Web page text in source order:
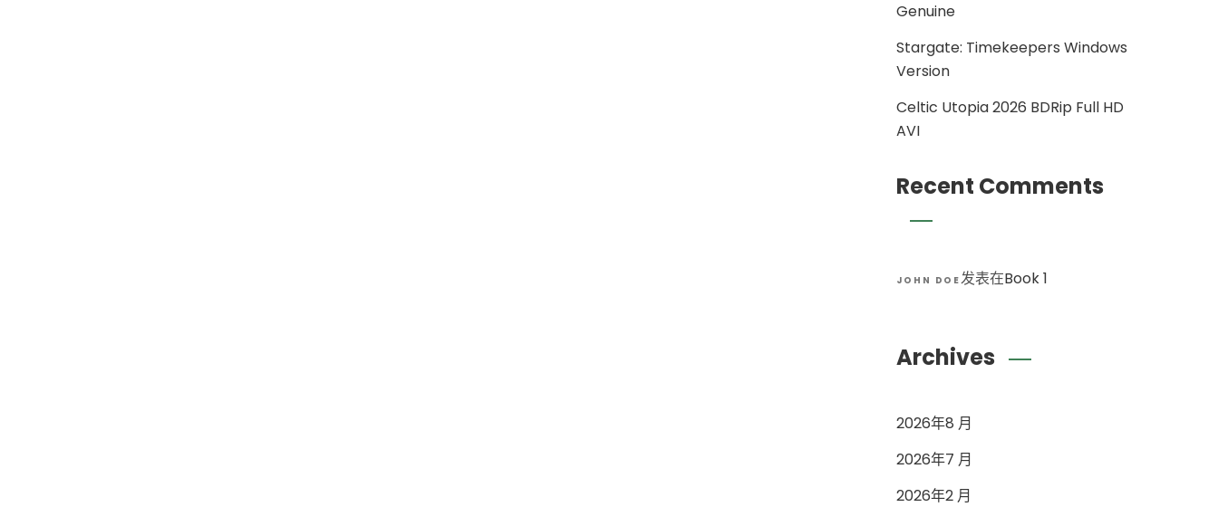
Genuine
Stargate: Timekeepers Windows
Version
Celtic Utopia 2026 BDRip Full HD
AVI
Recent Comments
JOHN DOE发表在Book 1
Archives
2026年8 月
2026年7 月
2026年2 月